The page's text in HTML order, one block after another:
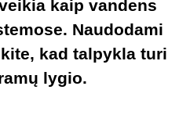
kaip vandens
Naudodami
kad talpykla turi
lygio.